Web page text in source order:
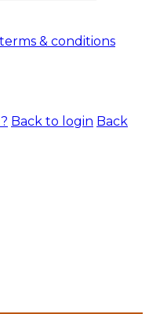
terms & conditions
Back to login Back